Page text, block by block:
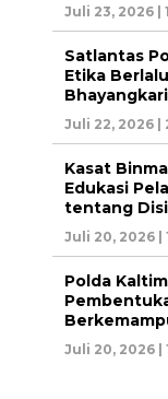
Juli 23, 2026 |
Satlantas
Etika
Juli 22, 2026 |
Kasat
Edukasi
tentang
Juli 20, 2026 |
Polda
Juli 20, 2026 |